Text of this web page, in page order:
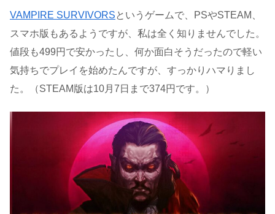
VAMPIRE SURVIVORS というゲームで、PSやSTEAM、
スマホ版もあるようですが、私は全く知りませんでした。
値段も499円で安かったし、何か面白そうだったので軽い
気持ちでプレイを始めたんですが、すっかりハマりまし
た。（STEAM版は10月7日まで374円です。）